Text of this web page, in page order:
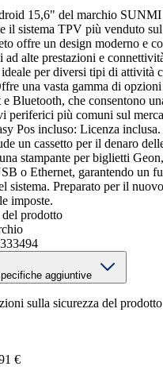
15,6" del marchio SUNMI
il sistema TPV più venduto
offre un design moderno e
ad alte prestazioni e
ideale per diversi tipi di attività
una vasta gamma di
Bluetooth, che consentono
periferici più comuni sul
Pos incluso: Licenza
un cassetto per il denaro
stampante per biglietti
o Ethernet, garantendo un
sistema. Preparato per il
imposte.
prodotto
aggiuntive
sulla sicurezza del prodotto
€